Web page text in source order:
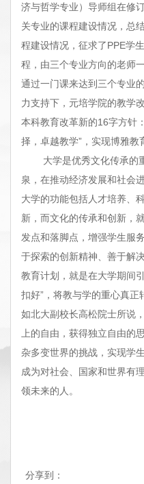
济与哲学专业）导师组在修
关专业的课程建设情况，总
程建设情况，征求了PPE学
程，由三个专业方向的老师
通过一门课来达到三个专业
力支持下，元培学院的教学
本科教育改革新的16字方针
择，卓越教学”，实现博雅教
大学是优秀文化传承的
泉，在推动经济发展和社会
大学的功能包括人才培养、
新，而文化的传承和创新，
发点和落脚点，增强学生服
于探索的创新精神、善于解
教育计划，就是在大学期间
扣好”，将教与学的重心真正
如北大副校长高松院士所说
上的自由，获得独立自由的
杂多变世界的挑战，实现学
成为对社会、国家和世界有
领未来的人。
分享到：